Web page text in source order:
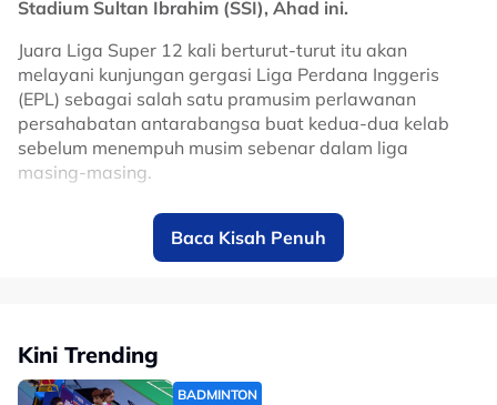
tiruan Manchester United dengan menulis sendiri nama
Cristiano Ronaldo di belakang mula mencuri tumpuan.
No node context available.
Related Topics
#Yan Diomande #bola sepak
Stadium Sultan Ibrahim (SSI), Ahad ini.
Juara Liga Super 12 kali berturut-turut itu akan
melayani kunjungan gergasi Liga Perdana Inggeris
(EPL) sebagai salah satu pramusim perlawanan
persahabatan antarabangsa buat kedua-dua kelab
sebelum menempuh musim sebenar dalam liga
masing-masing.
Bekas bintang Liverpool itu teruja untuk melihat
keupayaan anak buahnya menentang Harimau Selatan
di hadapan peminat tempatan.
mempunyai hubungan baik dengan Ketua Pegawai
Eksekutif (CEO), JDT, Luis Garcia.
Baca Kisah Penuh
Kini Trending
BADMINTON